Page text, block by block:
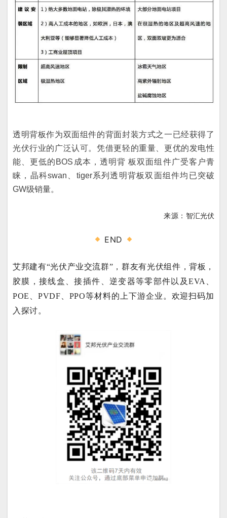
透明背板作为双面组件的背面封装方式之一已经获得了
光伏行业的广泛认可。凭借更轻的重量、更优的发电性
能、更低的BOS成本，透明背 板双面组件广受客户青
睐，晶科swan、tiger系列透明背板双面组件均已突破
GW级销量。
来源： 智汇光伏
END
艾邦建有“光伏产业交流群”，群友有光伏组件，背板，
胶膜，接线盒、接插件、逆变器等零部件以及EVA、
POE、PVDF、PPO等材料的上下游企业。欢迎扫码加
入探讨。